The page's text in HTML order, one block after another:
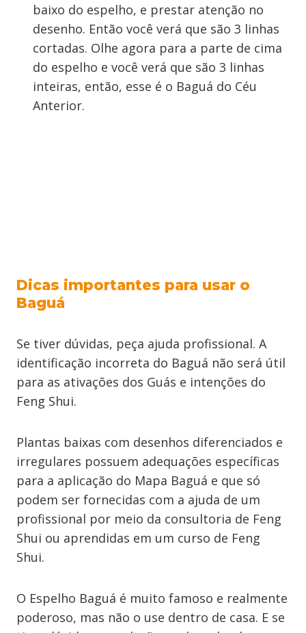
baixo do espelho, e prestar atenção no
desenho. Então você verá que são 3 linhas
cortadas. Olhe agora para a parte de cima
do espelho e você verá que são 3 linhas
inteiras, então, esse é o Baguá do Céu
Anterior.
Dicas importantes para usar o
Baguá
Se tiver dúvidas, peça ajuda profissional. A
identificação incorreta do Baguá não será útil
para as ativações dos Guás e intenções do
Feng Shui.
Plantas baixas com desenhos diferenciados e
irregulares possuem adequações específicas
para a aplicação do Mapa Baguá e que só
podem ser fornecidas com a ajuda de um
profissional por meio da consultoria de Feng
Shui ou aprendidas em um curso de Feng
Shui.
O Espelho Baguá é muito famoso e realmente
poderoso, mas não o use dentro de casa. E se